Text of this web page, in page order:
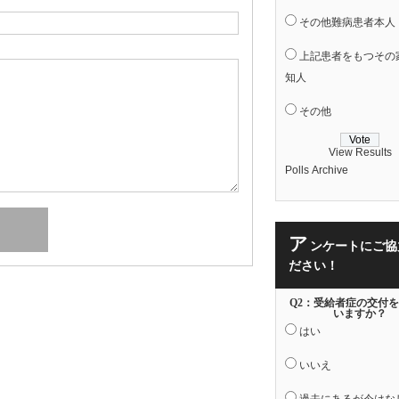
その他難病患者本人
上記患者をもつその
知人
その他
View Results
Polls Archive
ア ンケートにご
ださい！
Q2：受給者症の交付
いますか？
はい
いいえ